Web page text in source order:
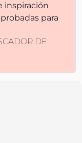
inspiración
para
DE